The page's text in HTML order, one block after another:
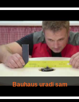
Bauhaus uradi sam